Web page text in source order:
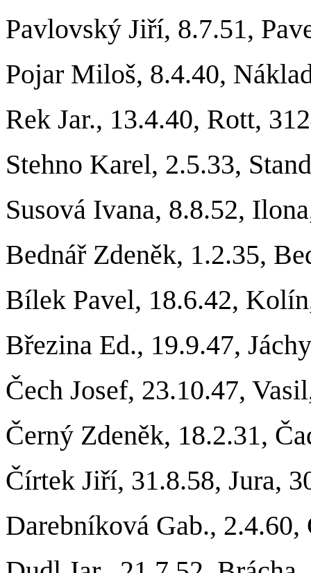
Pavlovský Jiří, 8.7.51,
Pojar Miloš, 8.4.40,
Rek Jar., 13.4.40, Rott,
Stehno Karel, 2.5.33,
Susová Ivana, 8.8.52,
Bednář Zdeněk, 1.2.35,
Bílek Pavel, 18.6.42,
Březina Ed., 19.9.47,
Čech Josef, 23.10.47,
Černý Zdeněk, 18.2.31,
Čírtek Jiří, 31.8.58, Jura,
Darebníková Gab., 2.4.60,